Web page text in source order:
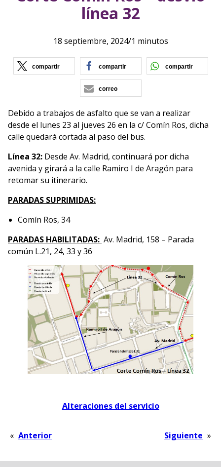
línea 32
18 septiembre, 2024/1 minutos
compartir (se abre en nueva ventana)
compartir (se abre en nueva
compartir
correo
Debido a trabajos de asfalto que se van a realizar
desde el lunes 23 al jueves 26 en la c/ Comín Ros, dicha
calle quedará cortada al paso del bus.
Línea 32: Desde Av. Madrid, continuará por dicha
avenida y girará a la calle Ramiro I de Aragón para
retomar su itinerario.
PARADAS SUPRIMIDAS:
Comín Ros, 34
PARADAS HABILITADAS: Av. Madrid, 158 – Parada
común L.21, 24, 33 y 36
Alteraciones del servicio
« Anterior Siguiente »